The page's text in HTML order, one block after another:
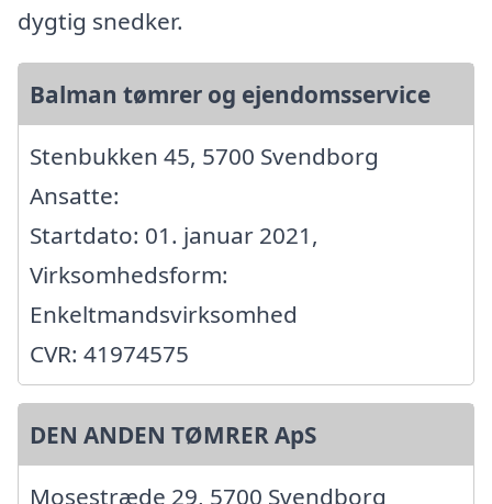
dygtig snedker.
Balman tømrer og ejendomsservice
Stenbukken 45, 5700 Svendborg
Ansatte:
Startdato: 01. januar 2021,
Virksomhedsform:
Enkeltmandsvirksomhed
CVR: 41974575
DEN ANDEN TØMRER ApS
Mosestræde 29, 5700 Svendborg